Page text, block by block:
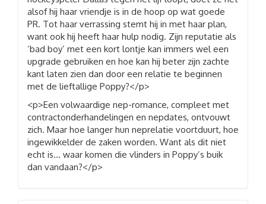
alsof hij haar vriendje is in de hoop op wat goede
PR. Tot haar verrassing stemt hij in met haar plan,
want ook hij heeft haar hulp nodig. Zijn reputatie als
‘bad boy’ met een kort lontje kan immers wel een
upgrade gebruiken en hoe kan hij beter zijn zachte
kant laten zien dan door een relatie te beginnen
met de lieftallige Poppy?</p>
<p>Een volwaardige nep-romance, compleet met
contractonderhandelingen en nepdates, ontvouwt
zich. Maar hoe langer hun neprelatie voortduurt, hoe
ingewikkelder de zaken worden. Want als dit niet
echt is… waar komen die vlinders in Poppy’s buik
dan vandaan?</p>